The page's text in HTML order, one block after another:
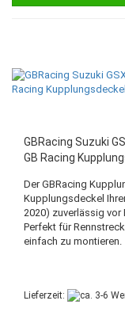
GBRacing Suzuki
GB Racing
Der GBRacing
Kupplungsdeckel
2020) zuverlässig vor
Perfekt für
einfach zu montieren.
Lieferzeit: